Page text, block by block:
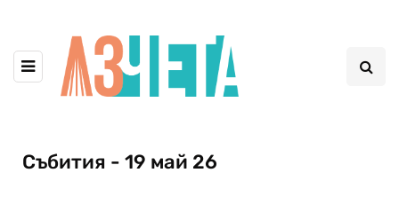
Събития - 19 май 26